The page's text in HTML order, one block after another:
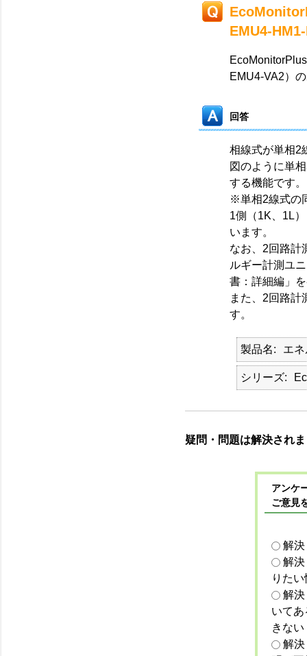
EMU4-
EMU4-VA2）
回答
相線式が単相2
図のように単
する機能です。
※単相2線式の
1側（1K、1L
います。
なお、2回路計
ルギー計測ユ
書：詳細編」
また、2回路計
す。
製品名 エ
シリーズ
疑問・問題は解決され
アンケ
ご意見
解
解
りた
解
いて
きない
解